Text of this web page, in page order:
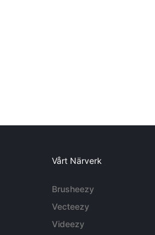
Vårt Närverk
Brusheezy
Vecteezy
Videezy